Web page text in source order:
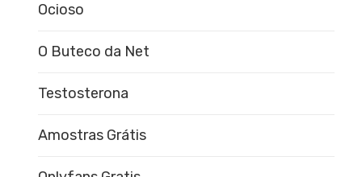
Ocioso
O Buteco da Net
Testosterona
Amostras Grátis